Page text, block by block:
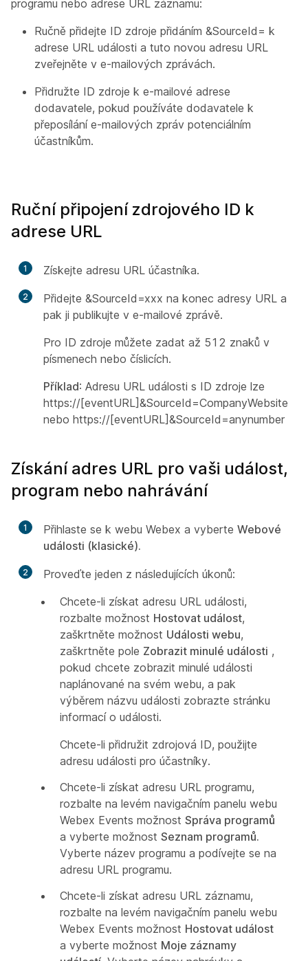
programu nebo adrese URL záznamu:
Ručně přidejte ID zdroje přidáním &SourceId= k
adrese URL události a tuto novou adresu URL
zveřejněte v e-mailových zprávách.
Přidružte ID zdroje k e-mailové adrese
dodavatele, pokud používáte dodavatele k
přeposílání e-mailových zpráv potenciálním
účastníkům.
Ruční připojení zdrojového ID k
adrese URL
1 Získejte adresu URL účastníka.
2 Přidejte &SourceId=xxx na konec adresy URL a
pak ji publikujte v e-mailové zprávě.
Pro ID zdroje můžete zadat až 512 znaků v
písmenech nebo číslicích.
Příklad: Adresu URL události s ID zdroje lze
https://[eventURL]&SourceId=CompanyWebsite
nebo https://[eventURL]&SourceId=anynumber
Získání adres URL pro vaši událost,
program nebo nahrávání
1 Přihlaste se k webu Webex a vyberte Webové
události (klasické).
2
Proveďte jeden z následujících úkonů:
Chcete-li získat adresu URL události,
rozbalte možnost Hostovat událost,
zaškrtněte možnost Události webu,
zaškrtněte pole Zobrazit minulé události ,
pokud chcete zobrazit minulé události
naplánované na svém webu, a pak
výběrem názvu události zobrazte stránku
informací o události.
Chcete-li přidružit zdrojová ID, použijte
adresu události pro účastníky.
Chcete-li získat adresu URL programu,
rozbalte na levém navigačním panelu webu
Webex Events možnost Správa programů
a vyberte možnost Seznam programů.
Vyberte název programu a podívejte se na
adresu URL programu.
Chcete-li získat adresu URL záznamu,
rozbalte na levém navigačním panelu webu
Webex Events možnost Hostovat událost
a vyberte možnost Moje záznamy